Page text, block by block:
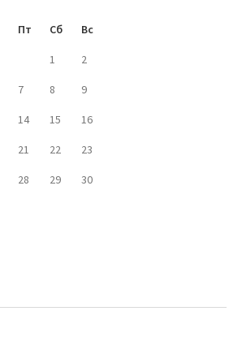
Пт Сб Вс
1 2
7 8 9
14 15 16
21 22 23
28 29 30